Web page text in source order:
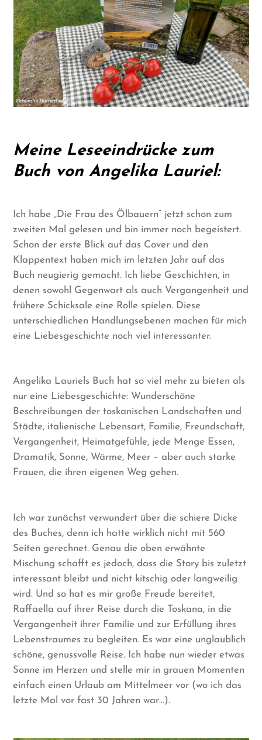
Meine Leseeindrücke zum
Buch von Angelika Lauriel:
Ich habe „Die Frau des Ölbauern“ jetzt schon zum
zweiten Mal gelesen und bin immer noch begeistert.
Schon der erste Blick auf das Cover und den
Klappentext haben mich im letzten Jahr auf das
Buch neugierig gemacht. Ich liebe Geschichten, in
denen sowohl Gegenwart als auch Vergangenheit und
frühere Schicksale eine Rolle spielen. Diese
unterschiedlichen Handlungsebenen machen für mich
eine Liebesgeschichte noch viel interessanter.
Angelika Lauriels Buch hat so viel mehr zu bieten als
nur eine Liebesgeschichte: Wunderschöne
Beschreibungen der toskanischen Landschaften und
Städte, italienische Lebensart, Familie, Freundschaft,
Vergangenheit, Heimatgefühle, jede Menge Essen,
Dramatik, Sonne, Wärme, Meer – aber auch starke
Frauen, die ihren eigenen Weg gehen.
Ich war zunächst verwundert über die schiere Dicke
des Buches, denn ich hatte wirklich nicht mit 560
Seiten gerechnet. Genau die oben erwähnte
Mischung schafft es jedoch, dass die Story bis zuletzt
interessant bleibt und nicht kitschig oder langweilig
wird. Und so hat es mir große Freude bereitet,
Raffaella auf ihrer Reise durch die Toskana, in die
Vergangenheit ihrer Familie und zur Erfüllung ihres
Lebenstraumes zu begleiten. Es war eine unglaublich
schöne, genussvolle Reise. Ich habe nun wieder etwas
Sonne im Herzen und stelle mir in grauen Momenten
einfach einen Urlaub am Mittelmeer vor (wo ich das
letzte Mal vor fast 30 Jahren war…).